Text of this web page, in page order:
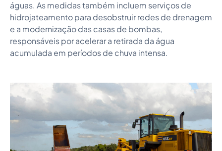
águas. As medidas também incluem serviços de
hidrojateamento para desobstruir redes de drenagem
e a modernização das casas de bombas,
responsáveis por acelerar a retirada da água
acumulada em períodos de chuva intensa.
Dique Mato Grande
Este dique está sendo construído e servirá
para proteção dos bairros Mato Grande e
Mathias Velho contra enchentes. Está incluso